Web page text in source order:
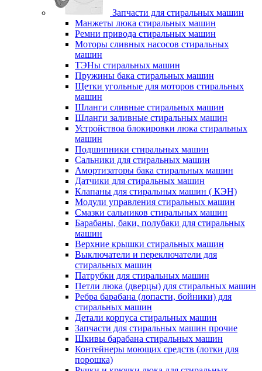
Запчасти для стиральных машин
Манжеты люка стиральных машин
Ремни привода стиральных машин
Моторы сливных насосов стиральных
машин
ТЭНы стиральных машин
Пружины бака стиральных машин
Щетки угольные для моторов стиральных
машин
Шланги сливные стиральных машин
Шланги заливные стиральных машин
Устройствоа блокировки люка стиральных
машин
Подшипники стиральных машин
Сальники для стиральных машин
Амортизаторы бака стиральных машин
Датчики для стиральных машин
Клапаны для стиральных машин ( КЭН)
Модули управления стиральных машин
Смазки сальников стиральных машин
Барабаны, баки, полубаки для стиральных
машин
Верхние крышки стиральных машин
Выключатели и переключатели для
стиральных машин
Патрубки для стиральных машин
Петли люка (дверцы) для стиральных машин
Ребра барабана (лопасти, бойники) для
стиральных машин
Детали корпуса стиральных машин
Запчасти для стиральных машин прочие
Шкивы барабана стиральных машин
Контейнеры моющих средств (лотки для
порошка)